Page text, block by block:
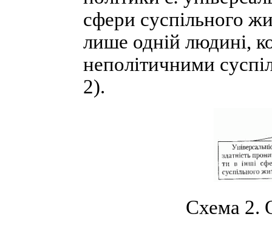
сфери суспільного
лише одній людині,
неполітичними
2).
Схема 2.